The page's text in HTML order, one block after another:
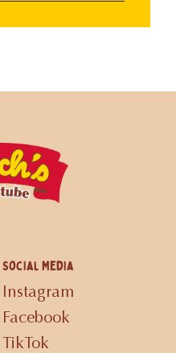
Social Media
Instagram
Facebook
TikTok